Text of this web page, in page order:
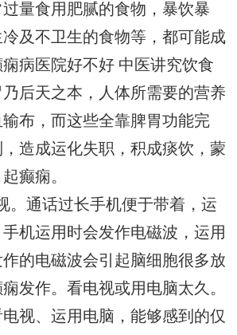
量食用肥腻的食物，暴饮暴
及不卫生的食物等，都可能成
痫病医院好不好 中医讲究饮食
后天之本，人体所需要的营养
布，而这些全靠脾胃功能完
造成运化失职，积成痰饮，蒙
癫痫。
。通话过长手机便于带着，运
机运用时会发作电磁波，运用
的电磁波会引起脑细胞很多放
发作。看电视或用电脑太久。
视、运用电脑，能够感到的仅